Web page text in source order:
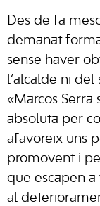
Des de fa
demanat
sense haver
l’alcalde ni
«Marcos Serra
absoluta per
afavoreix uns
promovent i
que escapen
al